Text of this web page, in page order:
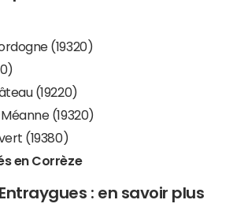
(19320)
(19220)
(19320)
(19380)
en Corrèze
: en savoir plus